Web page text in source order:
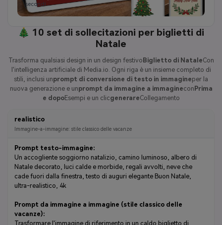
secondi.
🎄 10 set di sollecitazioni per biglietti di
Natale
Trasforma qualsiasi design in un design festivo Biglietto di NataleCon
l'intelligenza artificiale di Media.io. Ogni riga è un insieme completo di
stili, inclusi unprompt di conversione di testo in immagineper la
nuova generazione e unprompt da immagine a immaginecon Prima
e dopoEsempi e un clicgenerareCollegamento
realistico
Immagine-a-immagine: stile classico delle vacanze
Prompt testo-immagine:
Un accogliente soggiorno natalizio, camino luminoso, albero di
Natale decorato, luci calde e morbide, regali avvolti, neve che
cade fuori dalla finestra, testo di auguri elegante Buon Natale,
ultra-realistico, 4k
Prompt da immagine a immagine (stile classico delle
vacanze):
Trasformare l'immagine di riferimento in un caldo biglietto di